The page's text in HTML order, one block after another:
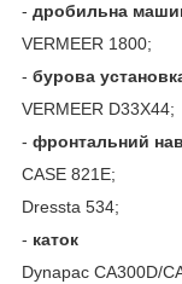
- дробильна
VERMEER 1800;
- бурова
VERMEER D33X44;
- фронтальний
CASE 821E;
Dressta 534;
- каток
Dynapac CA300D/